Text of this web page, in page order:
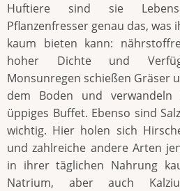
Huftiere sind sie
Pflanzenfresser genau das, was
kaum bieten kann:
hoher Dichte und
Monsunregen schießen Gräser
dem Boden und
üppiges Buffet. Ebenso sind
wichtig. Hier holen sich
und zahlreiche andere Arten
in ihrer täglichen Nahrung
Natrium, aber auch